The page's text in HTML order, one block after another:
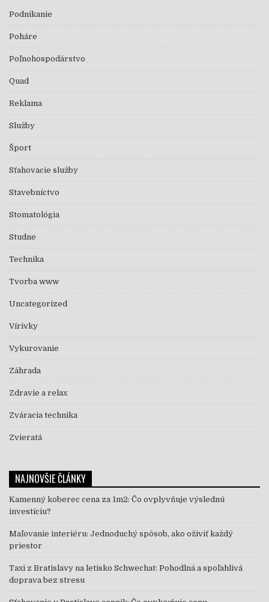
Podnikanie
Poháre
Poľnohospodárstvo
Quad
Reklama
Služby
Šport
Sťahovacie služby
Stavebníctvo
Stomatológia
Studne
Technika
Tvorba www
Uncategorized
Vírivky
Vykurovanie
Záhrada
Zdravie a relax
Zváracia technika
Zvieratá
NAJNOVŠIE ČLÁNKY
Kamenný koberec cena za 1m2: Čo ovplyvňuje výslednú
investíciu?
Maľovanie interiéru: Jednoduchý spôsob, ako oživiť každý
priestor
Taxi z Bratislavy na letisko Schwechat: Pohodlná a spoľahlivá
doprava bez stresu